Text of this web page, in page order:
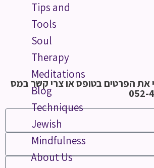
Tips and
Tools
Soul
Therapy
Meditations
Blog
Techniques
Jewish
Mindfulness
About Us
את הפרטים בטופס או צרי קשר במס